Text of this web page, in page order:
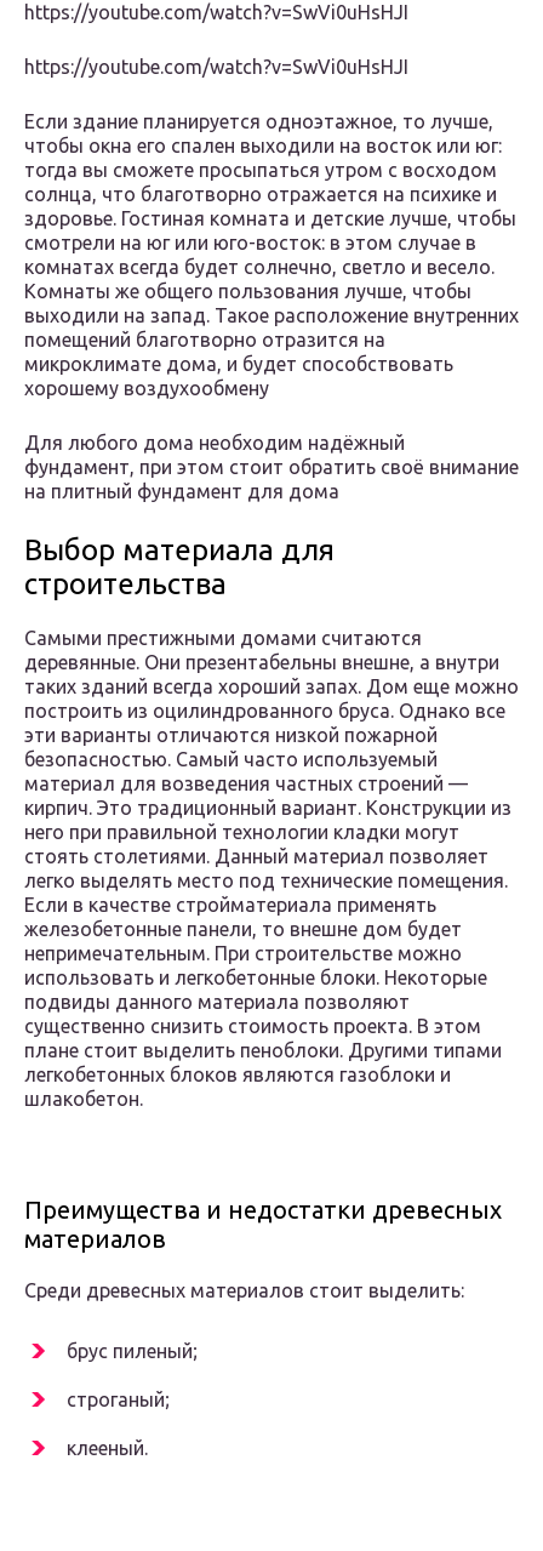
https://youtube.com/watch?v=SwVi0uHsHJI
https://youtube.com/watch?v=SwVi0uHsHJI
Если здание планируется одноэтажное, то лучше,
чтобы окна его спален выходили на восток или юг:
тогда вы сможете просыпаться утром с восходом
солнца, что благотворно отражается на психике и
здоровье. Гостиная комната и детские лучше, чтобы
смотрели на юг или юго-восток: в этом случае в
комнатах всегда будет солнечно, светло и весело.
Комнаты же общего пользования лучше, чтобы
выходили на запад. Такое расположение внутренних
помещений благотворно отразится на
микроклимате дома, и будет способствовать
хорошему воздухообмену
Для любого дома необходим надёжный
фундамент, при этом стоит обратить своё внимание
на плитный фундамент для дома
Выбор материала для
строительства
Самыми престижными домами считаются
деревянные. Они презентабельны внешне, а внутри
таких зданий всегда хороший запах. Дом еще можно
построить из оцилиндрованного бруса. Однако все
эти варианты отличаются низкой пожарной
безопасностью. Самый часто используемый
материал для возведения частных строений —
кирпич. Это традиционный вариант. Конструкции из
него при правильной технологии кладки могут
стоять столетиями. Данный материал позволяет
легко выделять место под технические помещения.
Если в качестве стройматериала применять
железобетонные панели, то внешне дом будет
непримечательным. При строительстве можно
использовать и легкобетонные блоки. Некоторые
подвиды данного материала позволяют
существенно снизить стоимость проекта. В этом
плане стоит выделить пеноблоки. Другими типами
легкобетонных блоков являются газоблоки и
шлакобетон.
Преимущества и недостатки древесных
материалов
Среди древесных материалов стоит выделить:
брус пиленый;
строганый;
клееный.